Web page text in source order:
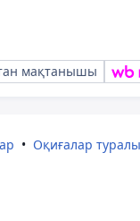
мақтанышы
Оқиғалар